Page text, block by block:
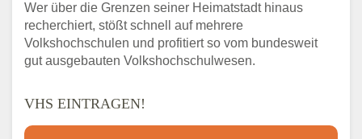
Wer über die Grenzen seiner Heimatstadt hinaus
recherchiert, stößt schnell auf mehrere
Volkshochschulen und profitiert so vom bundesweit
gut ausgebauten Volkshochschulwesen.
VHS EINTRAGEN!